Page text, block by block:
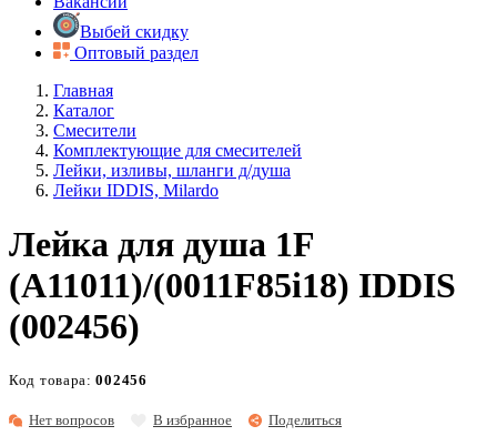
Выбей скидку
Оптовый раздел
Главная
Каталог
Смесители
Комплектующие для смесителей
Лейки, изливы, шланги д/душа
Лейки IDDIS, Milardo
Лейка для душа 1F
(A11011)/(0011F85i18) IDDIS
(002456)
Нет вопросов В избранное Поделиться
Код товара:002456